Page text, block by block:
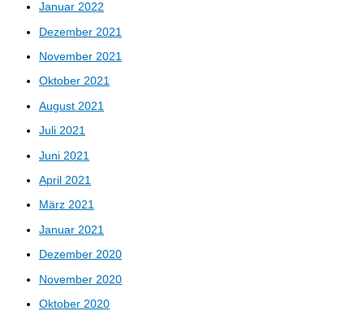
Januar 2022
Dezember 2021
November 2021
Oktober 2021
August 2021
Juli 2021
Juni 2021
April 2021
März 2021
Januar 2021
Dezember 2020
November 2020
Oktober 2020